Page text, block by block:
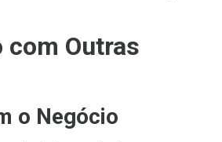
com Outras
o Negócio